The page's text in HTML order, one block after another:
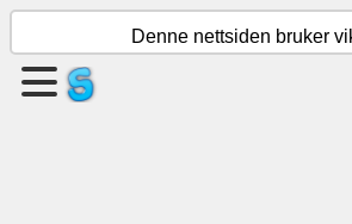
Opprett
Denne nettsiden bruker